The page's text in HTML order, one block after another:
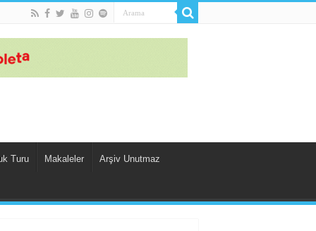
Turu Makaleler Arşiv Unutmaz